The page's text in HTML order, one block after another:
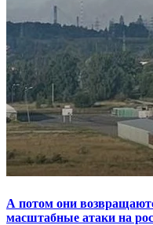
А потом они
масштабные атаки на